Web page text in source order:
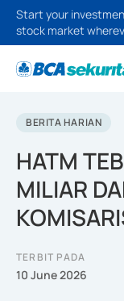
Start your
stock market
BERITA HARIAN
HATM
MILIAR
TERBIT PADA
10 June 2026